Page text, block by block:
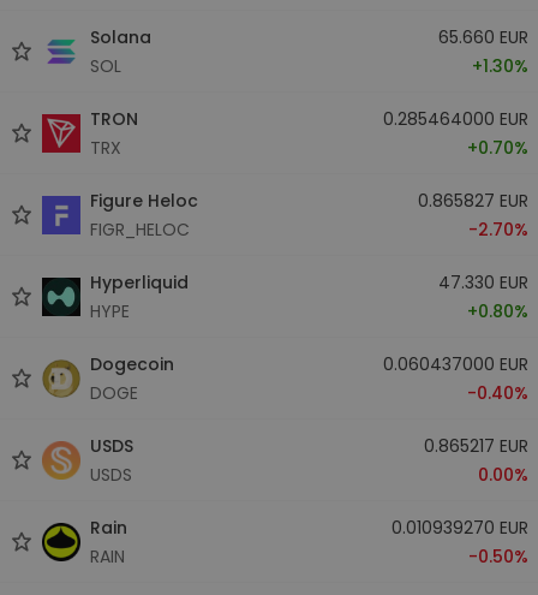
Solana
SOL
65.660 EUR
+1.30%
TRON
TRX
0.285464000 EUR
+0.70%
Figure Heloc
FIGR_HELOC
0.865827 EUR
-2.70%
Hyperliquid
HYPE
47.330 EUR
+0.80%
Dogecoin
DOGE
0.060437000 EUR
-0.40%
USDS
USDS
0.865217 EUR
0.00%
Rain
RAIN
0.010939270 EUR
-0.50%